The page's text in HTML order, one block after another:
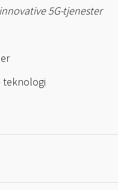
5G-tjenester
teknologi